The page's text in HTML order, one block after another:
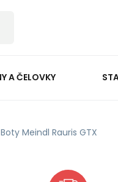
A ČELOVKY
Boty Meindl Rauris GTX